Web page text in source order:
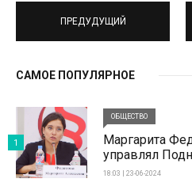
ПРЕДУДУЩИЙ
САМОЕ ПОПУЛЯРНОЕ
ОБЩЕСТВО
Маргарита
управлял
18:03 | 23-06-2024
1